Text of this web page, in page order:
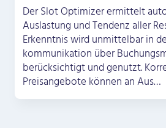
Der Slot Optimizer ermittelt
Auslastung und Tendenz aller
Erkenntnis wird unmittelbar in
kommunikation über
berücksichtigt und genutzt.
Preisangebote können an Aus…